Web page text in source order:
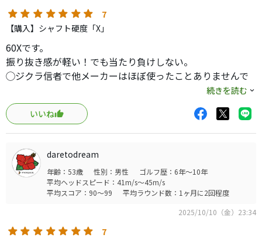
7
【購入】シャフト硬度「X」
60Xです。
振り抜き感が軽い！でも当たり負けしない。
◯ジクラ信者で他メーカーはほぼ使ったことありませんで
speeder tr 6xからの移行ですが、球がより押し込めて弾道
の高さを抑えることができました。
弾道の高さを抑えたい同じお悩みをお持ちの方にお勧めし
ます。
続きを読む
いいね
daretodream
年齢：53歳 性別：男性
ゴルフ歴：6年～10年
平均ヘッドスピード：41m/s～45m/s
平均スコア：90～99
平均ラウンド数：1ヶ月に2回程度
2025/10/10（金）23:34
7